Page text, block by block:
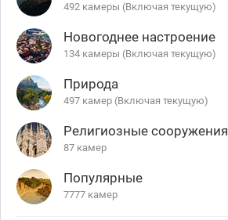
492 камеры (Включая текущую)
Новогоднее настроение
134 камеры (Включая текущую)
Природа
497 камер (Включая текущую)
Религиозные сооружения
87 камер
Популярные
7777 камер